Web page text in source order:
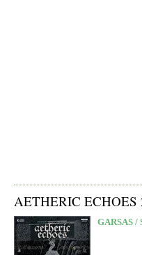
AETHERIC ECHOES
GARSAS /